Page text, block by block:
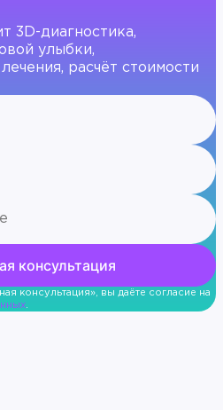
3D-диагностика,
улыбки,
расчёт стоимости
консультация», вы даёте согласие на
.